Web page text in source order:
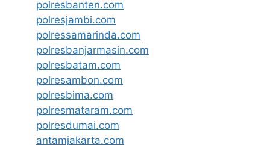
polresbanten.com
polresjambi.com
polressamarinda.com
polresbanjarmasin.com
polresbatam.com
polresambon.com
polresbima.com
polresmataram.com
polresdumai.com
antamjakarta.com